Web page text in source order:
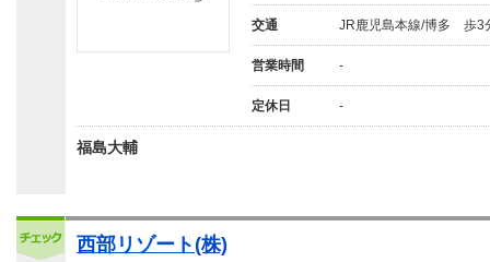
交通 JR鹿児島本線/博多 歩3
営業時間 -
定休日 -
福島大輔
西部リゾート(株)